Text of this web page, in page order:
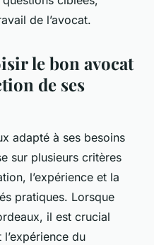
de l’avocat.
le bon avocat
de ses
adapté à ses besoins
sur plusieurs critères
l’expérience et la
pratiques. Lorsque
il est crucial
du